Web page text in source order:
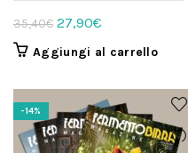
35,40€ Il
prezzo
era:
35,40€.
27,90€
prezzo
è:
27,90€.
Aggiungi al carrello
-14%